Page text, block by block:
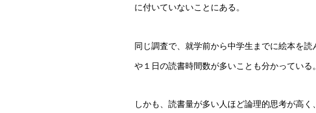
に付いていないことにある。
同じ調査で、就学前から中学生までに絵本を
や１日の読書時間数が多いことも分かっている
しかも、読書量が多い人ほど論理的思考が高